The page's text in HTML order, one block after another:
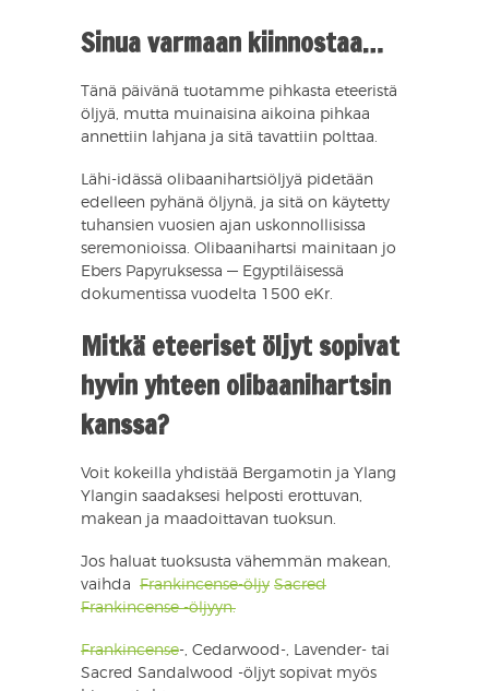
Sinua varmaan kiinnostaa…
Tänä päivänä tuotamme pihkasta eteeristä
öljyä, mutta muinaisina aikoina pihkaa
annettiin lahjana ja sitä tavattiin polttaa.
Lähi-idässä olibaanihartsiöljyä pidetään
edelleen pyhänä öljynä, ja sitä on käytetty
tuhansien vuosien ajan uskonnollisissa
seremonioissa. Olibaanihartsi mainitaan jo
Ebers Papyruksessa — Egyptiläisessä
dokumentissa vuodelta 1500 eKr.
Mitkä eteeriset öljyt sopivat
hyvin yhteen olibaanihartsin
kanssa?
Voit kokeilla yhdistää Bergamotin ja Ylang
Ylangin saadaksesi helposti erottuvan,
makean ja maadoittavan tuoksun.
Jos haluat tuoksusta vähemmän makean,
vaihda Frankincense-öljy Sacred
Frankincense -öljyyn.
Frankincense-, Cedarwood-, Lavender- tai
Sacred Sandalwood -öljyt sopivat myös